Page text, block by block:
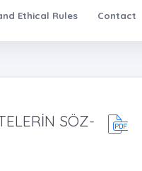
Ethical Rules Contact
SÖZ-